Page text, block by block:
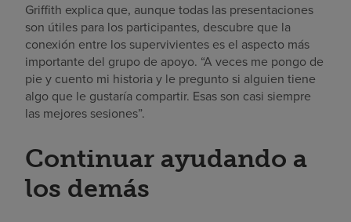
Griffith explica que, aunque todas las presentaciones
son útiles para los participantes, descubre que la
conexión entre los supervivientes es el aspecto más
importante del grupo de apoyo. “A veces me pongo de
pie y cuento mi historia y le pregunto si alguien tiene
algo que le gustaría compartir. Esas son casi siempre
las mejores sesiones”.
Continuar ayudando a
los demás